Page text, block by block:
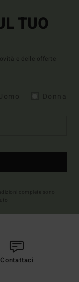
TUO
e delle offerte
Contattaci